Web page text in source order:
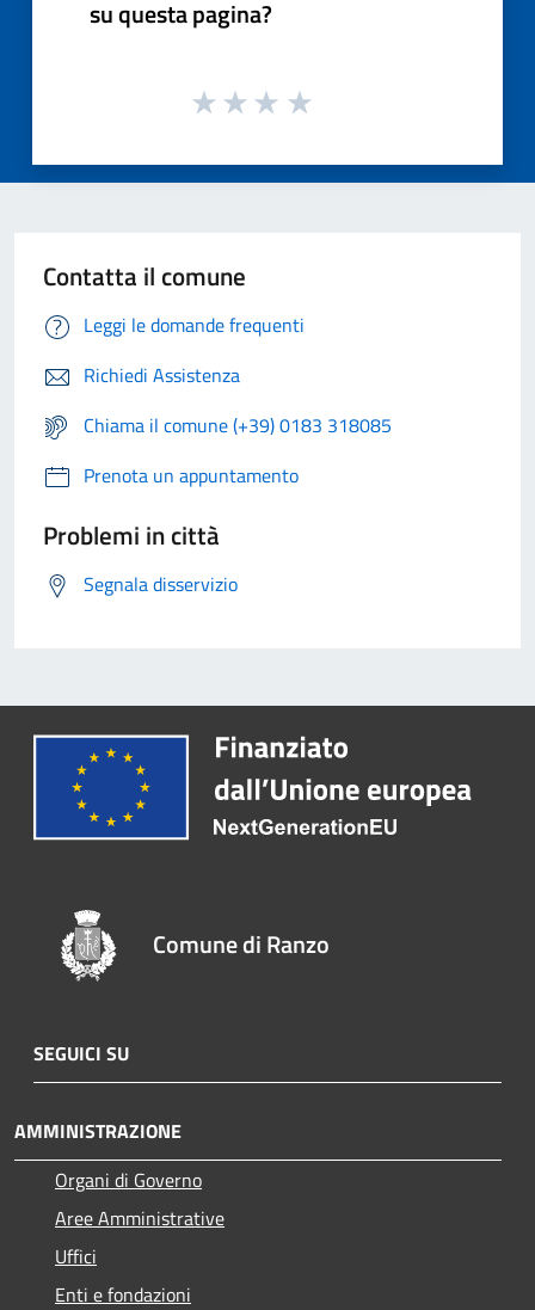
su questa pagina?
Contatta il comune
Leggi le domande frequenti
Richiedi Assistenza
Chiama il comune (+39) 0183 318085
Prenota un appuntamento
Problemi in città
Segnala disservizio
Comune di Ranzo
SEGUICI SU
AMMINISTRAZIONE
Organi di Governo
Aree Amministrative
Uffici
Enti e fondazioni